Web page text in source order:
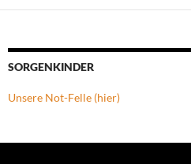
SORGENKINDER
Unsere Not-Felle (hier)